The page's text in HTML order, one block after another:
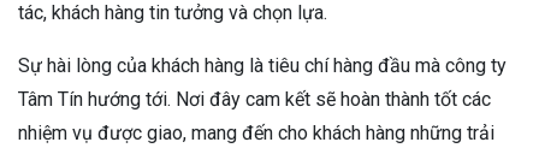
tác, khách hàng tin tưởng và chọn lựa.
Sự hài lòng của khách hàng là tiêu chí hàng đầu mà công ty
Tâm Tín hướng tới. Nơi đây cam kết sẽ hoàn thành tốt các
nhiệm vụ được giao, mang đến cho khách hàng những trải